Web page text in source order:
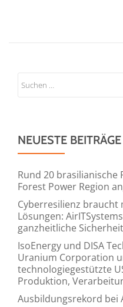
NEUESTE BEITRÄGE
Rund 20 brasilianische
Forest Power Region
Cyberresilienz braucht
Lösungen:
ganzheitliche
IsoEnergy und DISA
Uranium Corporation
technologiegestützte
Produktion,
Ausbildungsrekord bei